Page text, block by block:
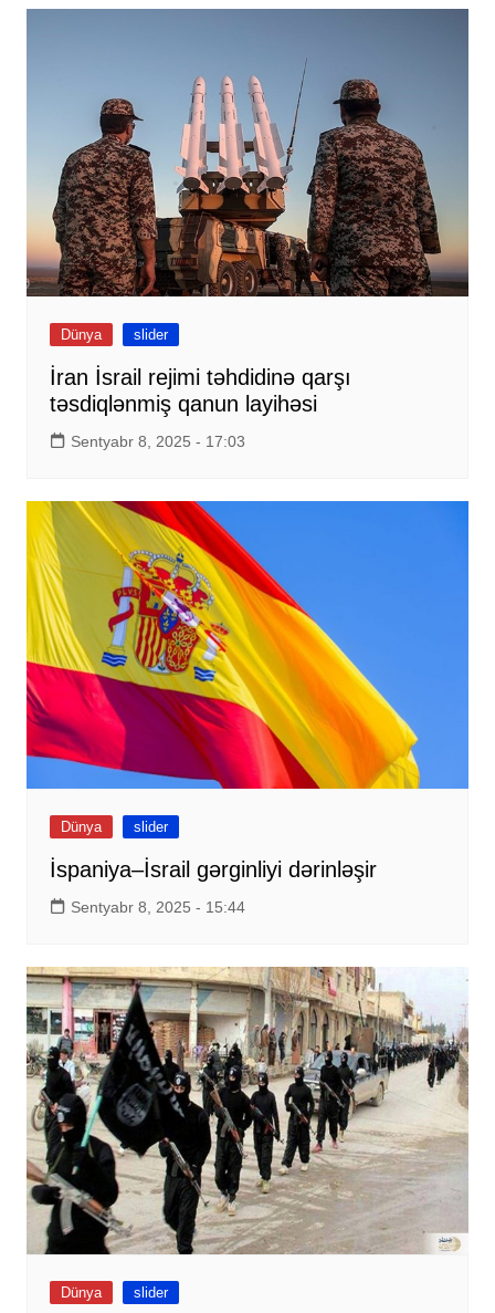
Dünya slider
İran İsrail rejimi təhdidinə qarşı
təsdiqlənmiş qanun layihəsi
Sentyabr 8, 2025 - 17:03
Dünya slider
İspaniya–İsrail gərginliyi dərinləşir
Sentyabr 8, 2025 - 15:44
Dünya slider